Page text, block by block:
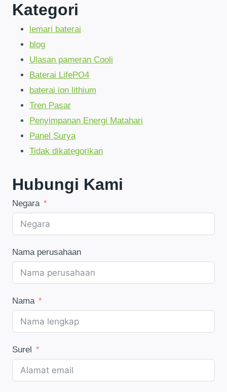
|
Kategori
lemari baterai
blog
Ulasan pameran Cooli
Baterai LifePO4
baterai ion lithium
Tren Pasar
Penyimpanan Energi Matahari
Panel Surya
Tidak dikategorikan
Hubungi Kami
Negara
Nama perusahaan
Nama
Surel